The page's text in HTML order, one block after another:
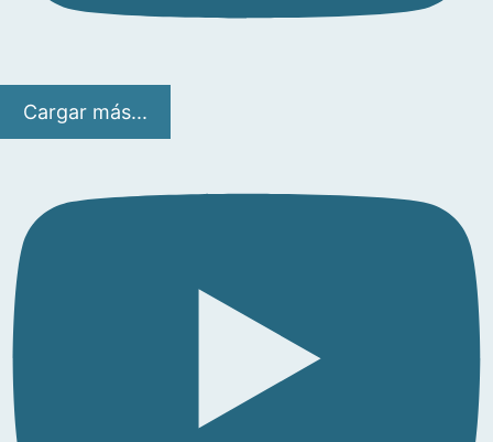
Cargar más...